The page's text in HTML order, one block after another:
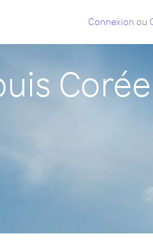
Connexion ou